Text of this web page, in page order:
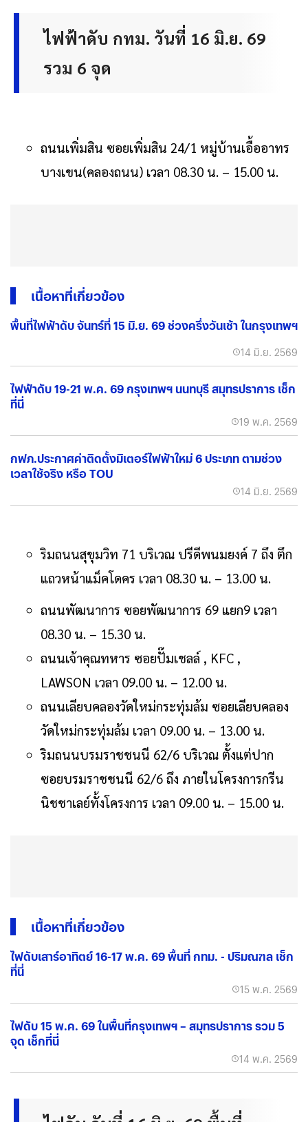
ไฟฟ้าดับ กทม. วันที่ 16 มิ.ย. 69
รวม 6 จุด
ถนนเพิ่มสิน ซอยเพิ่มสิน 24/1 หมู่บ้านเอื้ออาทร
บางเขน(คลองถนน) เวลา 08.30 น. – 15.00 น.
เนื้อหาที่เกี่ยวข้อง
พื้นที่ไฟฟ้าดับ จันทร์ที่ 15 มิ.ย. 69 ช่วงครึ่งวันเช้า ในกรุงเทพฯ
14 มิ.ย. 2569
ไฟฟ้าดับ 19-21 พ.ค. 69 กรุงเทพฯ นนทบุรี สมุทรปราการ เช็ก
ที่นี่
19 พ.ค. 2569
กฟภ.ประกาศค่าติดตั้งมิเตอร์ไฟฟ้าใหม่ 6 ประเภท ตามช่วง
เวลาใช้จริง หรือ TOU
14 มิ.ย. 2569
ริมถนนสุขุมวิท 71 บริเวณ ปรีดีพนมยงค์ 7 ถึง ตึก
แถวหน้าแม็คโดคร เวลา 08.30 น. – 13.00 น.
ถนนพัฒนาการ ซอยพัฒนาการ 69 แยก9 เวลา
08.30 น. – 15.30 น.
ถนนเจ้าคุณทหาร ซอยปั๊มเชลล์ , KFC ,
LAWSON เวลา 09.00 น. – 12.00 น.
ถนนเลียบคลองวัดใหม่กระทุ่มล้ม ซอยเลียบคลอง
วัดใหม่กระทุ่มล้ม เวลา 09.00 น. – 13.00 น.
ริมถนนบรมราชชนนี 62/6 บริเวณ ตั้งแต่ปาก
ซอยบรมราชชนนี 62/6 ถึง ภายในโครงการกรีน
นิชชาเลย์ทั้งโครงการ เวลา 09.00 น. – 15.00 น.
เนื้อหาที่เกี่ยวข้อง
ไฟดับเสาร์อาทิตย์ 16-17 พ.ค. 69 พื้นที่ กทม. - ปริมณฑล เช็ก
ที่นี่
15 พ.ค. 2569
ไฟดับ 15 พ.ค. 69 ในพื้นที่กรุงเทพฯ – สมุทรปราการ รวม 5
จุด เช็กที่นี่
14 พ.ค. 2569